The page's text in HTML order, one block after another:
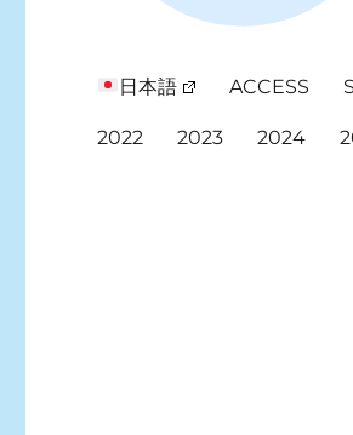
日本語 ACCESS
2022 2023 2024